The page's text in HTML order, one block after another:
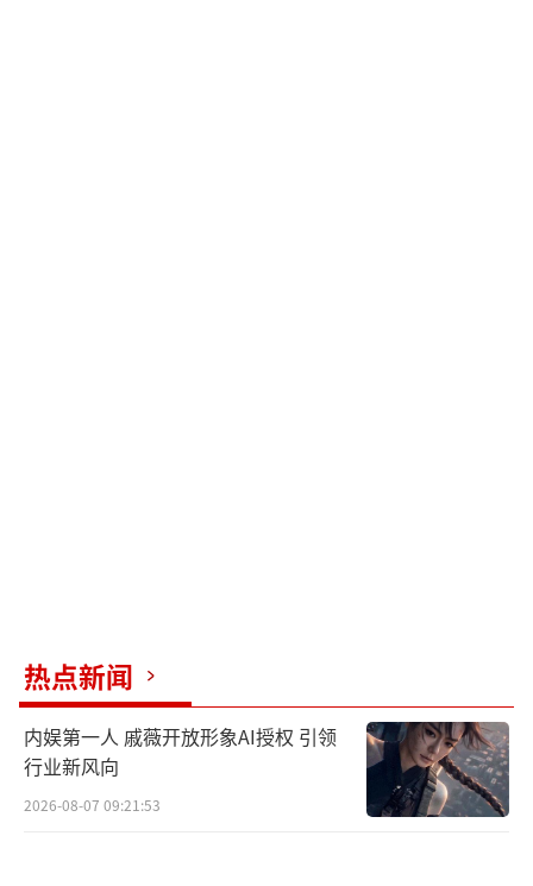
淀孕育了许多优秀的高校，是我国高等教育的
重镇。当前，北京共拥有8所世界一流大学建设
高校和26所世界一流学科建设高校，数量均列
全国第一。这些高精尖的学科资源是北京高质
量发展的独特优势，在科教融合、产教融合中
热点新闻
内娱第一人 戚薇开放形象AI授权 引领
行业新风向
2026-08-07 09:21:53